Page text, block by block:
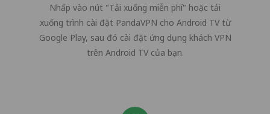
Nhấp vào nút "Tải xuống miễn phí" hoặc tải
xuống trình cài đặt PandaVPN cho Android TV từ
Google Play, sau đó cài đặt ứng dụng khách VPN
trên Android TV của bạn.